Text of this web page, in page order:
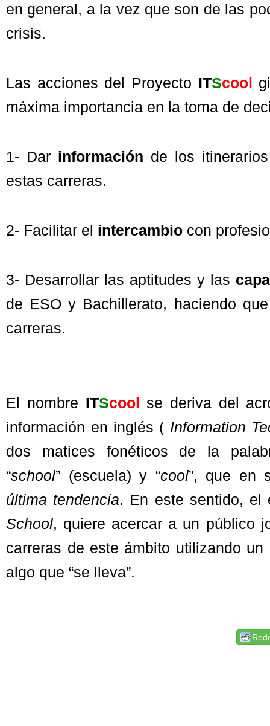
en general, a la vez que son de las
crisis.
Las acciones del Proyecto ITScool
máxima importancia en la toma de
1- Dar información de los
estas carreras.
2- Facilitar el intercambio con
3- Desarrollar las aptitudes y las
de ESO y Bachillerato, haciendo
carreras.
El nombre ITScool se deriva del
información en inglés ( Information
dos matices fonéticos de la
“school” (escuela) y “cool”, que en
última tendencia. En este sentido, el
School, quiere acercar a un público
carreras de este ámbito utilizando
algo que “se lleva”.